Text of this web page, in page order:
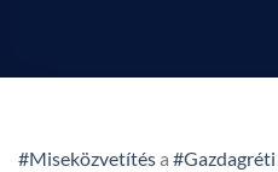
#Miseközvetítésa #Gazdagréti